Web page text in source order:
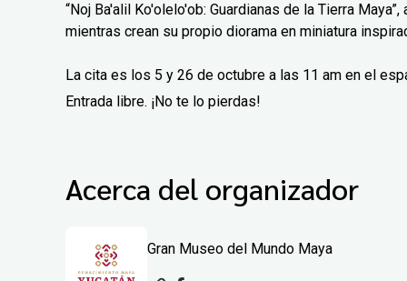
“Noj Ba'alil Ko'olelo'ob: Guardianas de la Tierra
mientras crean su propio diorama en miniatura
La cita es los 5 y 26 de octubre a las 11 am en el
Entrada libre. ¡No te lo pierdas!
Acerca del organizador
Gran Museo del Mundo Maya